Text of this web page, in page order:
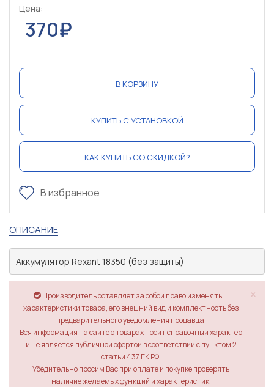
Цена:
370₽
В КОРЗИНУ
КУПИТЬ С УСТАНОВКОЙ
КАК КУПИТЬ СО СКИДКОЙ?
В избранное
ОПИСАНИЕ
Аккумулятор Rexant 18350 (без защиты)
×
Производитель оставляет за собой право изменять
характеристики товара, его внешний вид и комплектность без
предварительного уведомления продавца.
Вся информация на сайте о товарах носит справочный характер
и не является публичной офертой в соответствии с пунктом 2
статьи 437 ГК РФ.
Убедительно просим Вас при оплате и покупке проверять
наличие желаемых функций и характеристик.